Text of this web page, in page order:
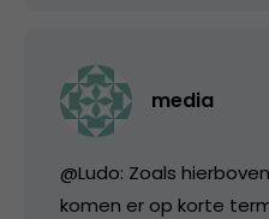
media
@Ludo: Zoals
komen er op korte